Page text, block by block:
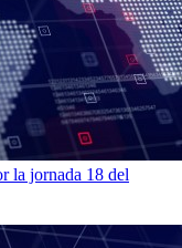
la jornada 18 del